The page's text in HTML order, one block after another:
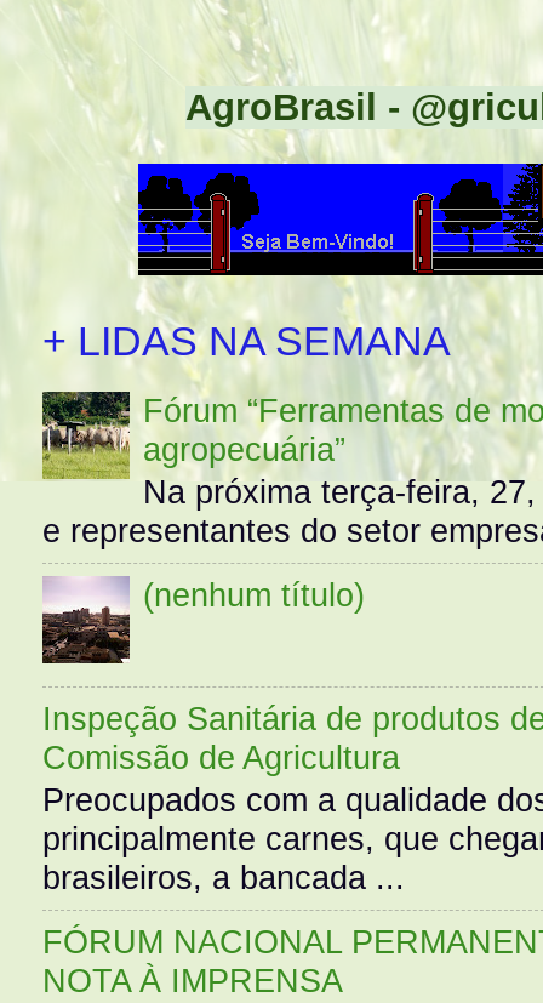
AgroBrasil -
+ LIDAS NA SEMANA
Fórum “Ferramentas de
agropecuária”
Na próxima terça-feira,
e representantes do setor
(nenhum título)
Inspeção Sanitária de produtos
Comissão de Agricultura
Preocupados com a qualidade
principalmente carnes, que
brasileiros, a bancada ...
FÓRUM NACIONAL
NOTA À IMPRENSA